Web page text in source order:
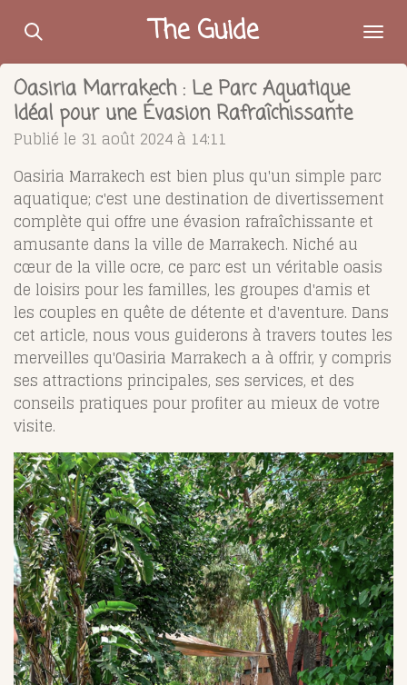
Passer
contenu
principal
The Guide
Oasiria Marrakech : Le Parc Aquatique
Idéal pour une Évasion Rafraîchissante
Publié le 31 août 2024 à 14:11
Oasiria Marrakech est bien plus qu'un simple parc
aquatique; c'est une destination de divertissement
complète qui offre une évasion rafraîchissante et
amusante dans la ville de Marrakech. Niché au
cœur de la ville ocre, ce parc est un véritable oasis
de loisirs pour les familles, les groupes d'amis et
les couples en quête de détente et d'aventure. Dans
cet article, nous vous guiderons à travers toutes les
merveilles qu'Oasiria Marrakech a à offrir, y compris
ses attractions principales, ses services, et des
conseils pratiques pour profiter au mieux de votre
visite.